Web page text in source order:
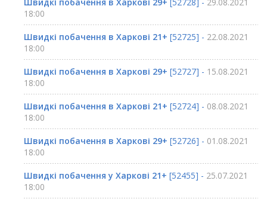
18:00
Швидкі побачення в Харкові 21+ [52725] - 22.08.2021
18:00
Швидкі побачення в Харкові 29+ [52727] - 15.08.2021
18:00
Швидкі побачення в Харкові 21+ [52724] - 08.08.2021
18:00
Швидкі побачення в Харкові 29+ [52726] - 01.08.2021
18:00
Швидкі побачення у Харкові 21+ [52455] - 25.07.2021
18:00